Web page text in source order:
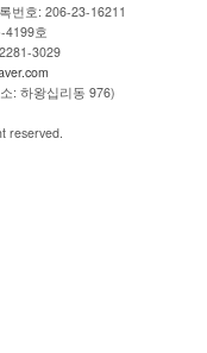
번호: 206-23-16211
4199호
3029
: 하왕십리동 976)
reserved.